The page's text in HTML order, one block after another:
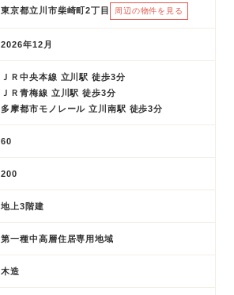
東京都立川市柴崎町2丁目 周辺の物件を見る
2026年12月
ＪＲ中央本線 立川駅 徒歩3分
ＪＲ青梅線 立川駅 徒歩3分
多摩都市モノレール 立川南駅 徒歩3分
60
200
地上3階建
第一種中高層住居専用地域
木造